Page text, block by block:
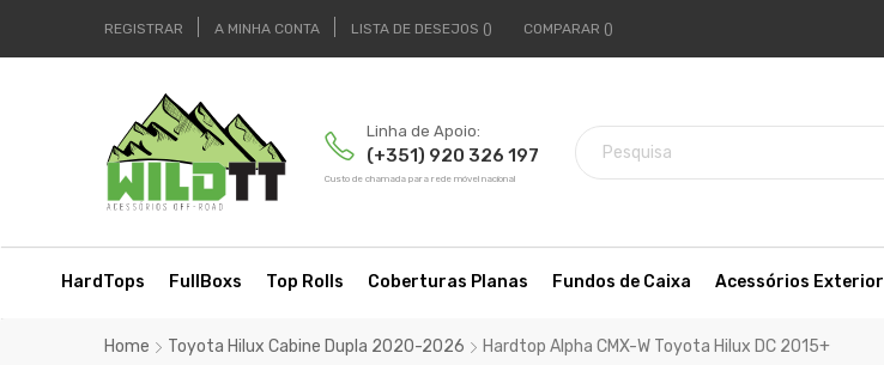
REGISTRAR A MINHA CONTA LISTA DE DESEJOS COMPARAR
Linha de Apoio:
(+351) 920 326 197
Custo de chamada para rede móvel nacional
HardTops FullBoxs Top Rolls Coberturas Planas Fundos de Caixa Acessórios Exterior
Home Toyota Hilux Cabine Dupla 2020-2026 Hardtop Alpha CMX-W Toyota Hilux DC 2015+